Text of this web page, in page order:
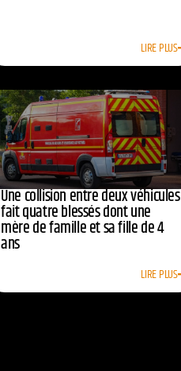
LIRE PLUS
Une collision entre deux véhicules
fait quatre blessés dont une
mère de famille et sa fille de 4
ans
LIRE PLUS